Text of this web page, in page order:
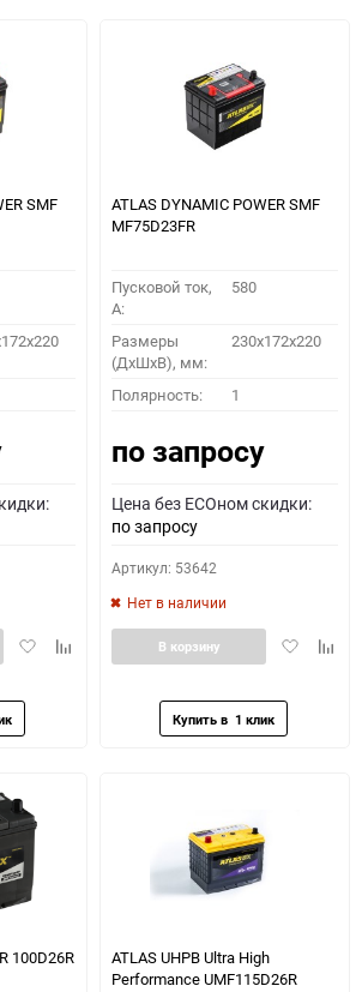
SMF
ДобавитьДобавить
ATLAS DYNAMIC POWER SMF
MF75D23FR
Пусковой ток,
A:
580
Размеры
(ДхШхВ), мм:
230x172x220
Полярность: 1
по запросу
Цена без ECOном скидки:
по запросу
Артикул: 53642
Нет в наличии
Добавить
В корзину
100D26R
ATLAS UHPB Ultra High
Performance UMF115D26R